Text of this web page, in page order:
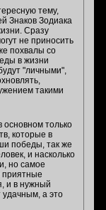
тему,
Знаков Зодиака
Сразу
не приносить
похвалы со
в жизни
"личными",
такими
основном только
которые в
победы, так же
и насколько
но самое
приятные
и в нужный
удачным, а это